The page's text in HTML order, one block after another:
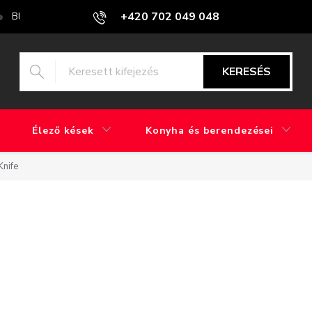
+420 702 049 048
Blog Mi a különbség a gyári csiszolás és a kézi csiszolás között?
KERESÉS
Élező kések Konyha és berendezései